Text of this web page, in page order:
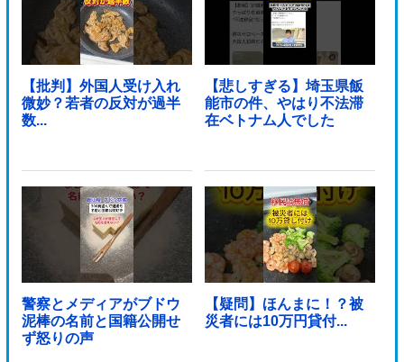
【批判】外国人受け入れ
微妙？若者の反対が過半
数...
【悲しすぎる】埼玉県飯
能市の件、やはり不法滞
在ベトナム人でした
警察とメディアがブドウ
泥棒の名前と国籍公開せ
ず怒りの声
【疑問】ほんまに！？被
災者には10万円貸付...